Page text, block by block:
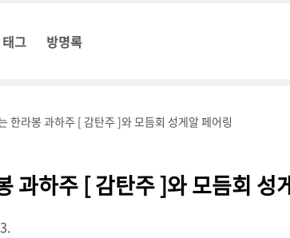
태그 방명록
한라봉 과하주 [ 감탄주 ]와 모듬회 성게알 페어링
과하주 [ 감탄주 ]와 모듬회 성